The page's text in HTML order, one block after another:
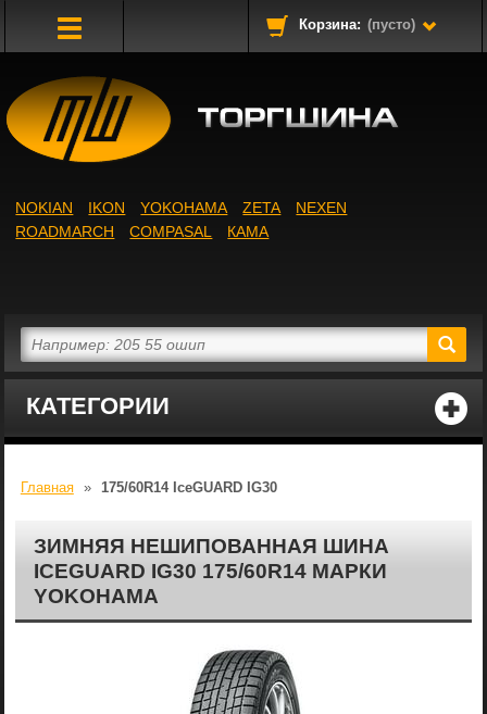
Корзина: (пусто)
КАТЕГОРИИ
NOKIAN IKON YOKOHAMA ZETA
NEXEN
ROADMARCH
COMPASAL КАМА
Главная » 175/60R14 IceGUARD IG30
ЗИМНЯЯ НЕШИПОВАННАЯ ШИНА
ICEGUARD IG30 175/60R14 МАРКИ
YOKOHAMA